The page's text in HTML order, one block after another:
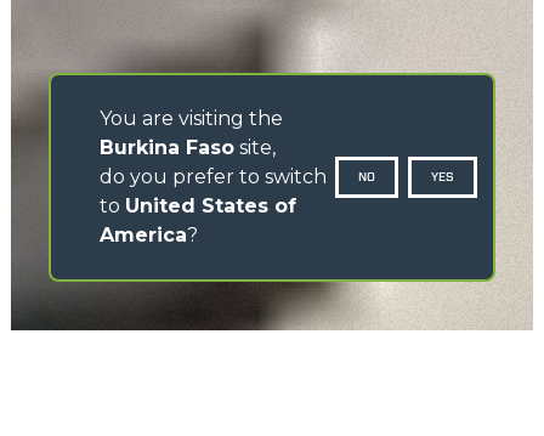
You are visiting the
Burkina Faso site,
do you prefer to switch
to United States of
America?
NO YES